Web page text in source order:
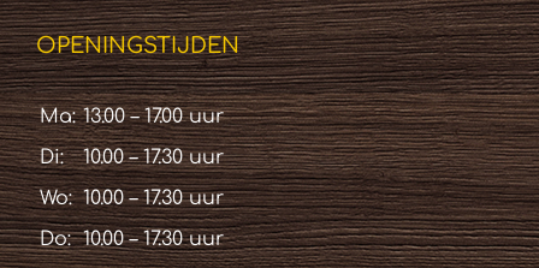
OPENINGSTIJDEN
Ma: 13.00 – 17.00 uur
Di:
10.00 – 17.30 uur
Wo: 10.00 – 17.30 uur
Do: 10.00 – 17.30 uur